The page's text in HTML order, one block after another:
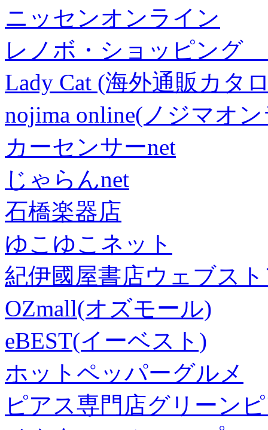
ニッセンオンライン
レノボ・ショッピング
Lady Cat (海外通販カタ
nojima online(ノジマオ
カーセンサーnet
じゃらんnet
石橋楽器店
ゆこゆこネット
紀伊國屋書店ウェブス
OZmall(オズモール)
eBEST(イーベスト)
ホットペッパーグルメ
ピアス専門店グリーン